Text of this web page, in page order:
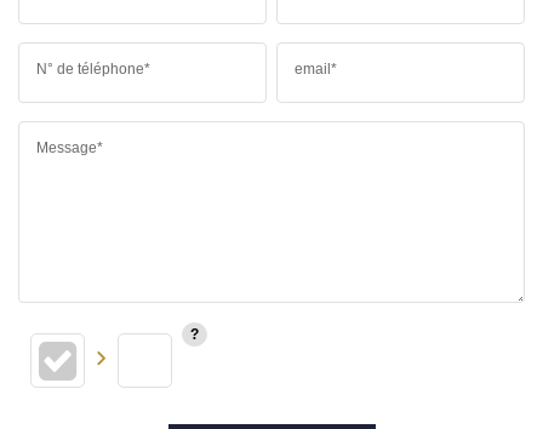
N° de téléphone* email*
Message*